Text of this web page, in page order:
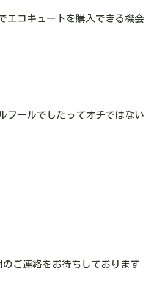
エコキュートを購入できる機会
フールでしたってオチではない
ご連絡をお待ちしております